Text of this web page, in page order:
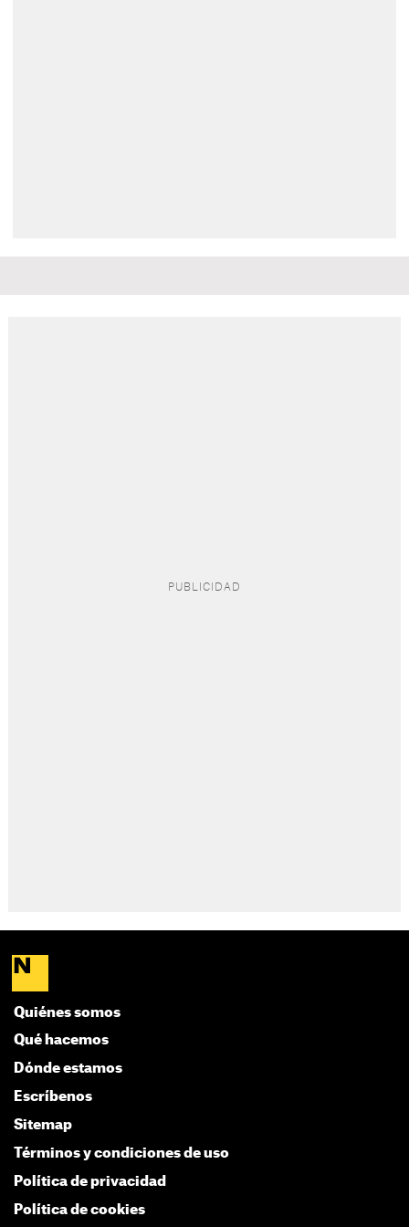
Quiénes somos
Qué hacemos
Dónde estamos
Escríbenos
Sitemap
Términos y condiciones de uso
Política de privacidad
Política de cookies